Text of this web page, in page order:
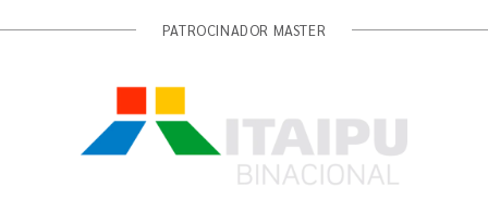
PATROCINADOR MASTER